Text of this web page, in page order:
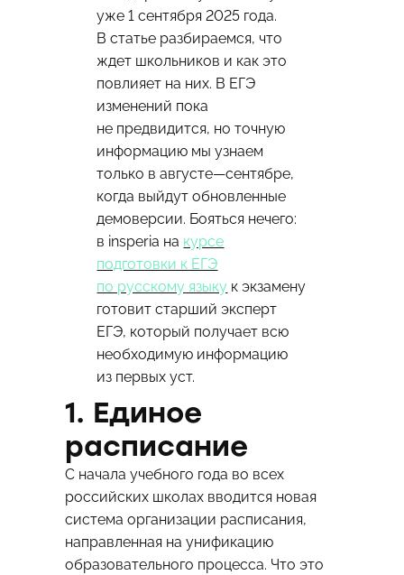
уже 1 сентября 2025 года.
В статье разбираемся, что
ждет школьников и как это
повлияет на них. В ЕГЭ
изменений пока
не предвидится, но точную
информацию мы узнаем
только в августе—сентябре,
когда выйдут обновленные
демоверсии. Бояться нечего:
в insperia на курсе
подготовки к ЕГЭ
по русскому языку к экзамену
готовит старший эксперт
ЕГЭ, который получает всю
необходимую информацию
из первых уст.
1. Единое
расписание
С начала учебного года во всех
российских школах вводится новая
система организации расписания,
направленная на унификацию
образовательного процесса. Что это